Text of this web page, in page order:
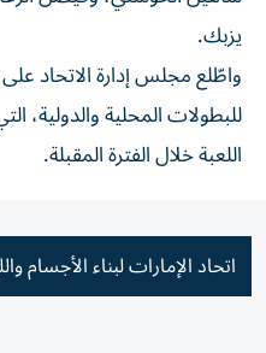
يزبك.
واطّلع مجلس إدارة الاتحاد
للبطولات المحلية والدولية،
اللعبة خلال الفترة المقبلة.
اتحاد الإمارات لبناء الأجسام